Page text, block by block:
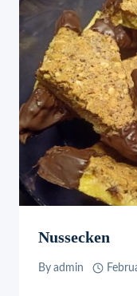
Nussecken
By admin